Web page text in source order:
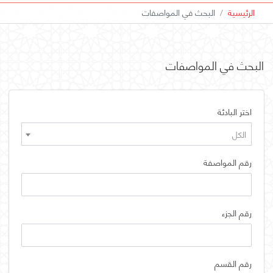
الرئيسية البحث في المواصفات
البحث في المواصفات
اختر البادئة
الكل
رقم المواصفة
رقم الجزء
رقم القسم